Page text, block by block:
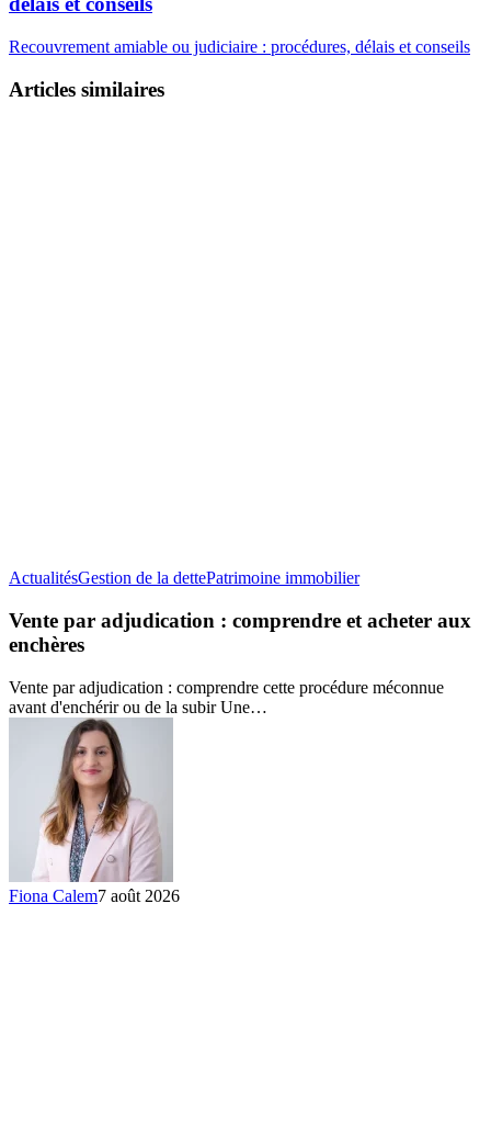
Recouvrement amiable ou judiciaire : procédures, délais et conseils
Articles similaires
ActualitésGestion de la dettePatrimoine immobilierVente
adjudication
acheter
Vente par adjudication : comprendre et acheter aux
enchères
Vente par adjudication : comprendre cette procédure méconnue
avant d'enchérir ou de la subir Une…
Fiona Calem7 août 2026